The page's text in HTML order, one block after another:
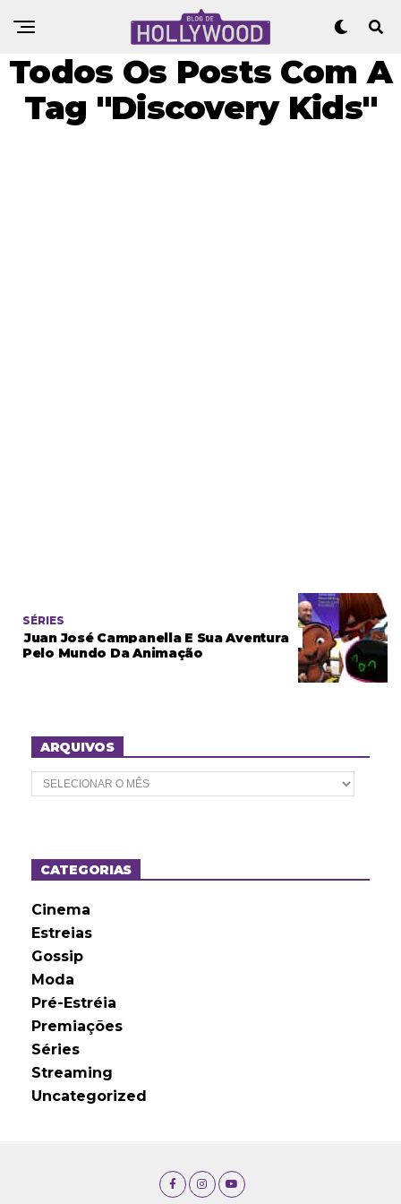
Todos Os Posts Com A
Tag "Discovery Kids"
SÉRIES
Juan José Campanella E Sua Aventura
Pelo Mundo Da Animação
ARQUIVOS
A
r
o
sCATEGORIAS
Cinema
Estreias
Gossip
Moda
Pré-Estréia
Premiações
Séries
Streaming
Uncategorized